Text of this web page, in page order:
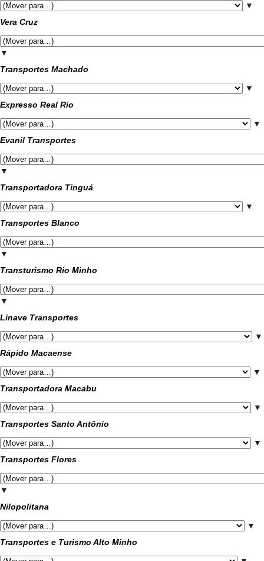
▼
Vera Cruz
▼
Transportes Machado
▼
Expresso Real Rio
▼
Evanil Transportes
▼
Transportadora Tinguá
▼
Transportes Blanco
▼
Transturismo Rio Minho
▼
Linave Transportes
▼
Rápido Macaense
▼
Transportadora Macabu
▼
Transportes Santo Antônio
▼
Transportes Flores
▼
Nilopolitana
▼
Transportes e Turismo Alto Minho